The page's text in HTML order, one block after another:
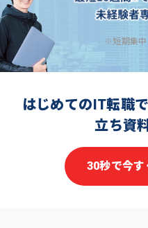
※短期集中
はじめてのIT転職
立ち資
30秒で今